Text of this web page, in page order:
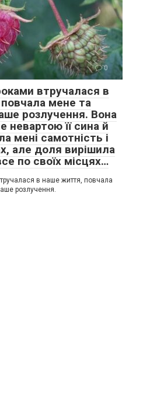
0
втручалася в
мене та
розлучення. Вона
невартою її сина й
мені самотність і
але доля вирішила
по своїх місцях…
в наше життя, повчала
розлучення.